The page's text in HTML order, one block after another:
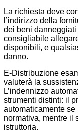
La richiesta deve
l’indirizzo della
dei beni danneggiati
consigliabile
disponibili, e
danno.
E-Distribuzione
valuterà la
L’indennizzo
strumenti distinti: il
automaticamente
normativa, mentre il
istruttoria.